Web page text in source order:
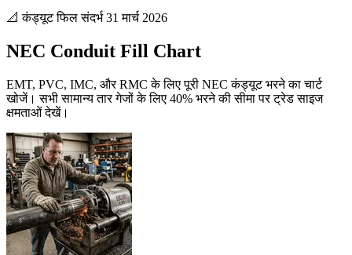
📐 कंड्यूट फिल संदर्भ31 मार्च 2026
NEC Conduit Fill Chart
EMT, PVC, IMC, और RMC के लिए पूरी NEC कंड्यूट भरने का चार्ट
खोजें। सभी सामान्य तार गेजों के लिए 40% भरने की सीमा पर ट्रेड साइज
क्षमताओं देखें।